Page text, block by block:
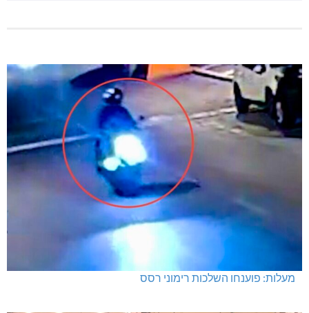
מעלות: פוענחו השלכות רימוני רסס